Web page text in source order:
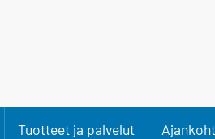
Tuotteet ja palvelut